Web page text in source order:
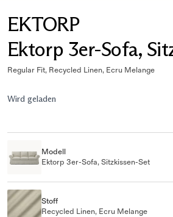
EKTORP
Ektorp 3er-Sofa,
Regular Fit, Recycled Linen, Ecru Melange
Wird geladen
Modell
Ektorp 3er-Sofa, Sitzkissen-Set
Stoff
Recycled Linen, Ecru Melange